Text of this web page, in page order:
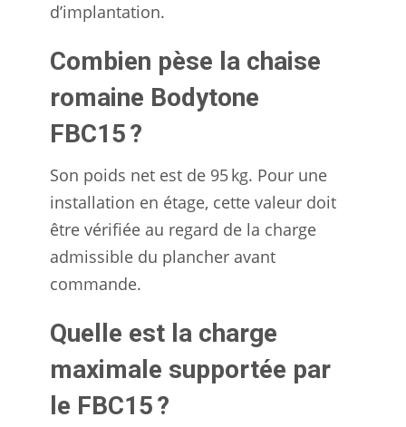
d’implantation.
Combien pèse la chaise
romaine Bodytone
FBC15 ?
Son poids net est de 95 kg. Pour une
installation en étage, cette valeur doit
être vérifiée au regard de la charge
admissible du plancher avant
commande.
Quelle est la charge
maximale supportée par
le FBC15 ?